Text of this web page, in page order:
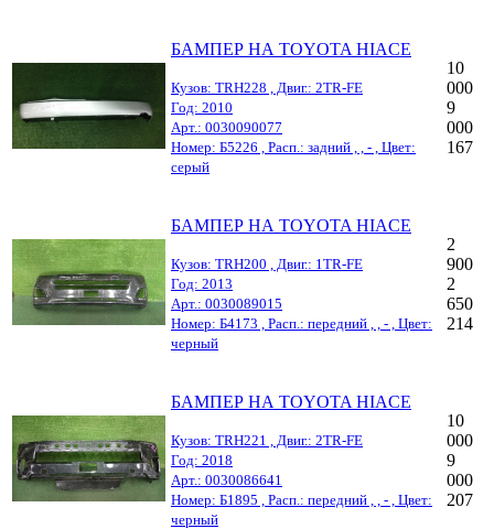
БАМПЕР НА TOYOTA HIACE
Кузов: TRH228 , Двиг.: 2TR-FE
Год: 2010
Арт.: 0030090077
Номер: Б5226 , Расп.: задний , , - , Цвет:
серый
10
000
9
000
167
БАМПЕР НА TOYOTA HIACE
Кузов: TRH200 , Двиг.: 1TR-FE
Год: 2013
Арт.: 0030089015
Номер: Б4173 , Расп.: передний , , - , Цвет:
черный
2
900
2
650
214
БАМПЕР НА TOYOTA HIACE
Кузов: TRH221 , Двиг.: 2TR-FE
Год: 2018
Арт.: 0030086641
Номер: Б1895 , Расп.: передний , , - , Цвет:
черный
10
000
9
000
207